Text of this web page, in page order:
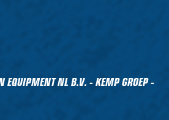
EQUIPMENT NL B.V. - KEMP GROEP -